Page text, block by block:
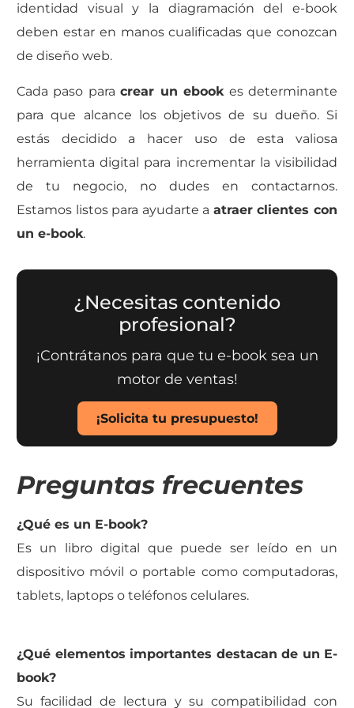
identidad visual y la diagramación del e-book
deben estar en manos cualificadas que conozcan
de diseño web.
Cada paso paracrear un ebook es determinante
para que alcance los objetivos de su dueño. Si
estás decidido a hacer uso de esta valiosa
herramienta digital para incrementar la visibilidad
de tu negocio, no dudes en contactarnos.
Estamos listos para ayudarte a atraer clientes con
un e-book.
¿Necesitas contenido
profesional?
¡Contrátanos para que tu e-book sea un
motor de ventas!
¡Solicita tu presupuesto!
Preguntas frecuentes
¿Qué es un E-book?
Es un libro digital que puede ser leído en un
dispositivo móvil o portable como computadoras,
tablets, laptops o teléfonos celulares.
¿Qué elementos importantes destacan de un E-
book?
Su facilidad de lectura y su compatibilidad con